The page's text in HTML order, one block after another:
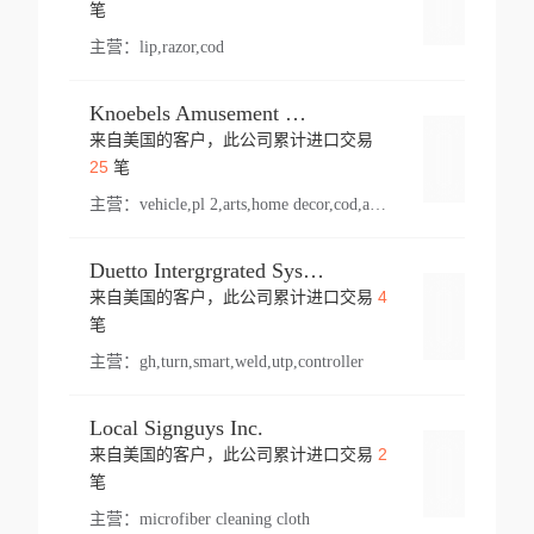
笔
主营： lip,razor,cod
Knoebels Amusement Resort
来自美国的客户，此公司累计进口交易
25笔
主营： vehicle,pl 2,arts,home decor,cod,amusement ride,sea
Duetto Intergrgrated Systems Inc.
来自美国的客户，此公司累计进口交易 4
笔
主营： gh,turn,smart,weld,utp,controller
Local Signguys Inc.
来自美国的客户，此公司累计进口交易 2
笔
主营： microfiber cleaning cloth